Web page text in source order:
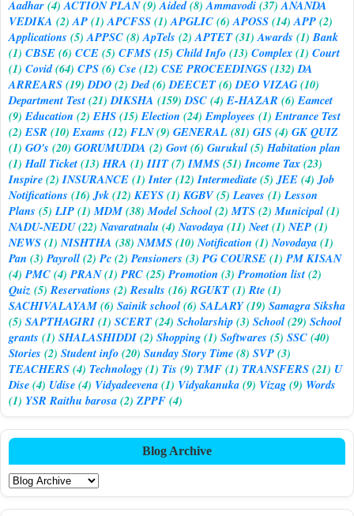
Aadhar(4) ACTION PLAN(9) Aided(8) Ammavodi(37) ANANDA
VEDIKA (2) AP(1) APCFSS(1) APGLIC(6) APOSS(14) APP(2)
Applications (5) APPSC(8) ApTels (2) APTET(31) Awards (1) Bank
(1) CBSE(6) CCE(5) CFMS(15) Child Info(13) Complex(1) Court
(1) Covid(64) CPS(6) Cse(12) CSE PROCEEDINGS(132) DA
ARREARS(19) DDO(2) Ded(6) DEECET(6) DEO VIZAG(10)
Department Test(21) DIKSHA (159) DSC(4) E-HAZAR (6) Eamcet
(9) Education (2) EHS(15) Election (24) Employees (1) Entrance Test
(2) ESR (10) Exams (12) FLN(9) GENERAL(81) GIS(4) GK QUIZ
(1) GO's (20) GORUMUDDA (2) Govt(6) Gurukul(5) Habitation plan
(1) Hall Ticket(13) HRA (1) IIIT(7) IMMS(51) Income Tax(23)
Inspire(2) INSURANCE(1) Inter(12) Intermediate(5) JEE(4) Job
Notifications (16) Jvk(12) KEYS(1) KGBV(5) Leaves (1) Lesson
Plans (5) LIP(1) MDM(38) Model School(2) MTS(2) Municipal(1)
NADU-NEDU(22) Navaratnalu (4) Navodaya(11) Neet(1) NEP(1)
NEWS(1) NISHTHA (38) NMMS(10) Notification (1) Novodaya(1)
Pan (3) Payroll(2) Pc(2) Pensioners (3) PG COURSE(1) PM KISAN
(4) PMC(4) PRAN(1) PRC(25) Promotion (3) Promotion list(2)
Quiz(5) Reservations (2) Results (16) RGUKT(1) Rte(1)
SACHIVALAYAM(6) Sainik school(6) SALARY(19) Samagra Siksha
(5) SAPTHAGIRI(1) SCERT(24) Scholarship(3) School(29) School
grants (1) SHALASHIDDI(2) Shopping(1) Softwares (5) SSC(40)
Stories (2) Student info(20) Sunday Story Time(8) SVP(3)
TEACHERS(4) Technology(1) Tis (9) TMF(1) TRANSFERS(21) U
Dise(4) Udise(4) Vidyadeevena(1) Vidyakanuka(9) Vizag(9) Words
(1) YSR Raithu barosa(2) ZPPF(4)
Blog Archive